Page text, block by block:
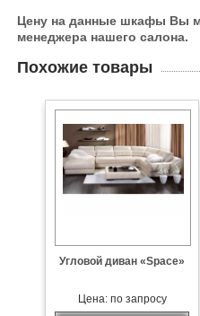
Цену на данные шкафы Вы
менеджера нашего салона.
Похожие товары
Угловой диван «Space»
Цена: по запросу